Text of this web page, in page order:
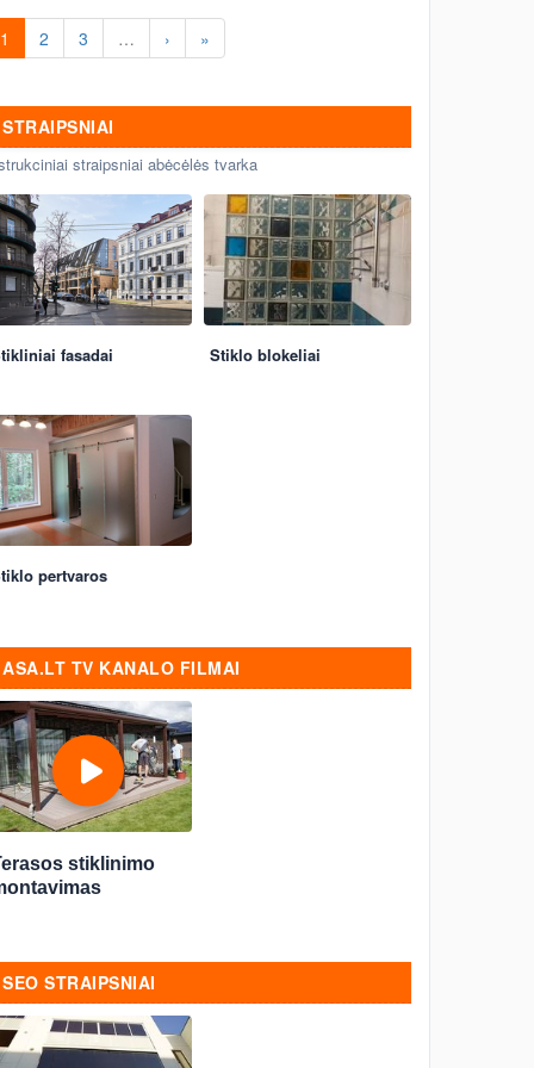
1 2 3 … › »
STRAIPSNIAI
straipsniai abėcėlės tvarka
fasadai Stiklo blokeliai
pertvaros
ASA.LT TV KANALO FILMAI
stiklinimo
SEO STRAIPSNIAI